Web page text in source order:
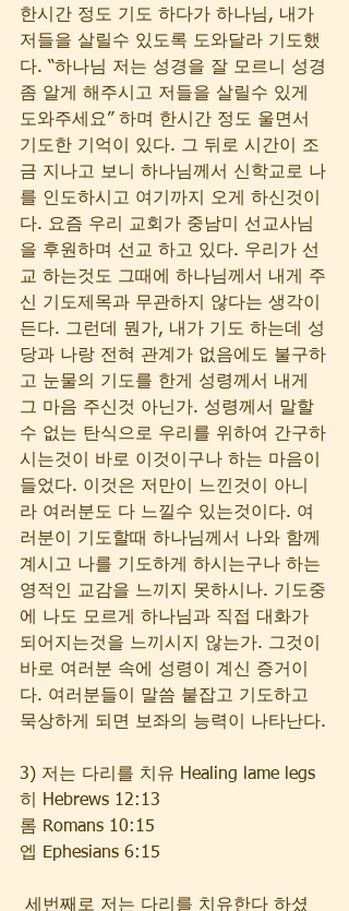
한시간 정도 기도 하다가 하나님, 내가
저들을 살릴수 있도록 도와달라 기도했
다. “하나님 저는 성경을 잘 모르니 성경
좀 알게 해주시고 저들을 살릴수 있게
도와주세요” 하며 한시간 정도 울면서
기도한 기억이 있다. 그 뒤로 시간이 조
금 지나고 보니 하나님께서 신학교로 나
를 인도하시고 여기까지 오게 하신것이
다. 요즘 우리 교회가 중남미 선교사님
을 후원하며 선교 하고 있다. 우리가 선
교 하는것도 그때에 하나님께서 내게 주
신 기도제목과 무관하지 않다는 생각이
든다. 그런데 뭔가, 내가 기도 하는데 성
당과 나랑 전혀 관계가 없음에도 불구하
고 눈물의 기도를 한게 성령께서 내게
그 마음 주신것 아닌가. 성령께서 말할
수 없는 탄식으로 우리를 위하여 간구하
시는것이 바로 이것이구나 하는 마음이
들었다. 이것은 저만이 느낀것이 아니
라 여러분도 다 느낄수 있는것이다. 여
러분이 기도할때 하나님께서 나와 함께
계시고 나를 기도하게 하시는구나 하는
영적인 교감을 느끼지 못하시나. 기도중
에 나도 모르게 하나님과 직접 대화가
되어지는것을 느끼시지 않는가. 그것이
바로 여러분 속에 성령이 계신 증거이
다. 여러분들이 말씀 붙잡고 기도하고
묵상하게 되면 보좌의 능력이 나타난다.
3) 저는 다리를 치유 Healing lame legs
히 Hebrews 12:13
롬 Romans 10:15
엡 Ephesians 6:15